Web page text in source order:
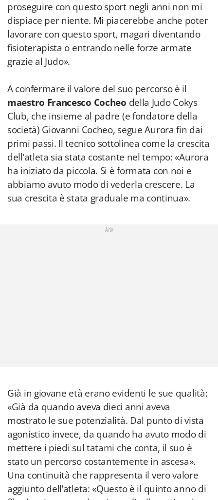
proseguire con questo sport negli anni non mi
dispiace per niente. Mi piacerebbe anche poter
lavorare con questo sport, magari diventando
fisioterapista o entrando nelle forze armate
grazie al Judo».
A confermare il valore del suo percorso è il
maestro Francesco Cocheo della Judo Cokys
Club, che insieme al padre (e fondatore della
società) Giovanni Cocheo, segue Aurora fin dai
primi passi. Il tecnico sottolinea come la crescita
dell’atleta sia stata costante nel tempo: «Aurora
ha iniziato da piccola. Si è formata con noi e
abbiamo avuto modo di vederla crescere. La
sua crescita è stata graduale ma continua».
Adv
Già in giovane età erano evidenti le sue qualità:
«Già da quando aveva dieci anni aveva
mostrato le sue potenzialità. Dal punto di vista
agonistico invece, da quando ha avuto modo di
mettere i piedi sul tatami che conta, il suo è
stato un percorso costantemente in ascesa».
Una continuità che rappresenta il vero valore
aggiunto dell’atleta: «Questo è il quinto anno di